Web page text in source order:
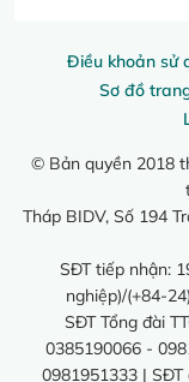
Điều khoản sử
Sơ đồ
© Bản quyền 2018
Tháp BIDV, Số 194
SĐT tiếp nhận:
nghiệp)/(+84-
SĐT Tổng đài
0385190066 -
0981951333 |